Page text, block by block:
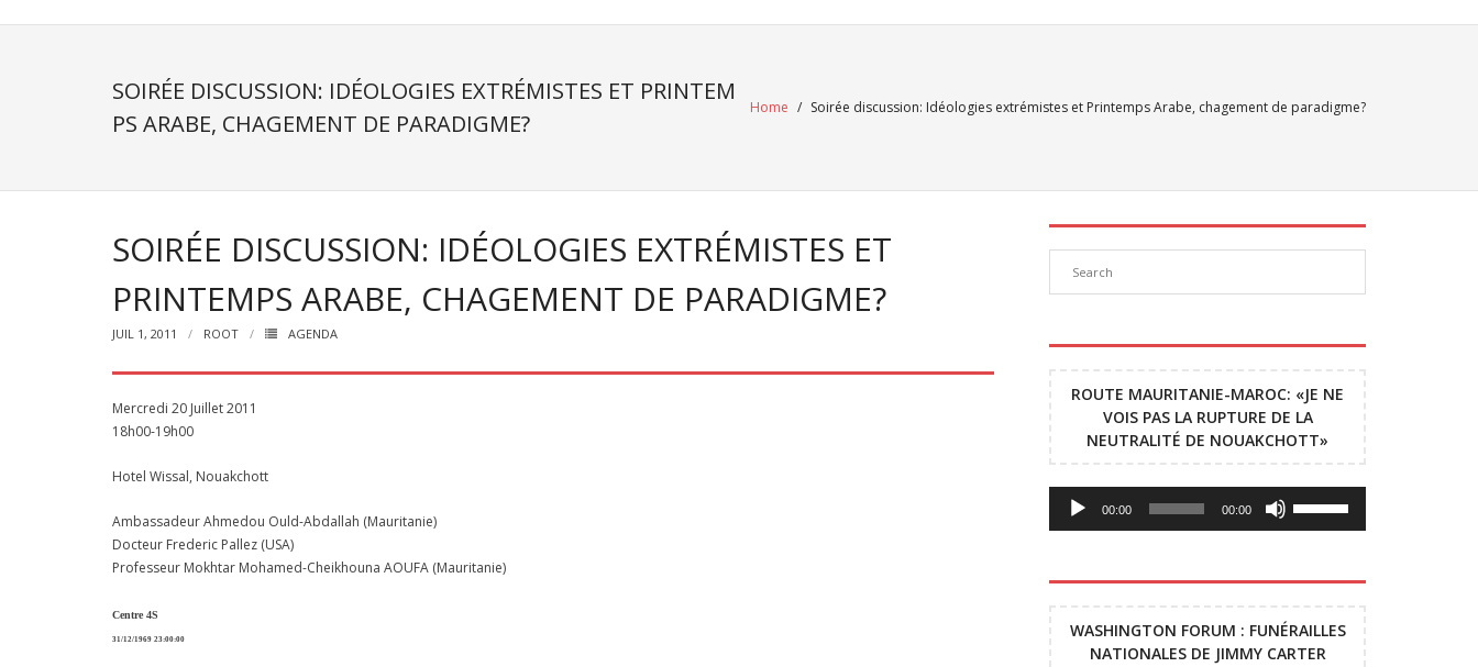
SOIRÉE DISCUSSION: IDÉOLOGIES EXTRÉMISTES ET PRINTEM
PS ARABE, CHAGEMENT DE PARADIGME?
Home / Soirée discussion: Idéologies extrémistes et Printemps Arabe, chagement de paradigme?
SOIRÉE DISCUSSION: IDÉOLOGIES EXTRÉMISTES ET
PRINTEMPS ARABE, CHAGEMENT DE PARADIGME?
JUIL 1, 2011 ROOT AGENDA
Mercredi 20 Juillet 2011
18h00-19h00
Hotel Wissal, Nouakchott
Ambassadeur Ahmedou Ould-Abdallah (Mauritanie)
Docteur Frederic Pallez (USA)
Professeur Mokhtar Mohamed-Cheikhouna AOUFA (Mauritanie)
Centre 4S
31/12/1969 23:00:00
ROUTE MAURITANIE-MAROC: «JE NE
VOIS PAS LA RUPTURE DE LA
NEUTRALITÉ DE NOUAKCHOTT»
Lecteur
audio
00:00 00:00
pour
augmenter
ou
diminuer
WASHINGTON FORUM : FUNÉRAILLES
NATIONALES DE JIMMY CARTER